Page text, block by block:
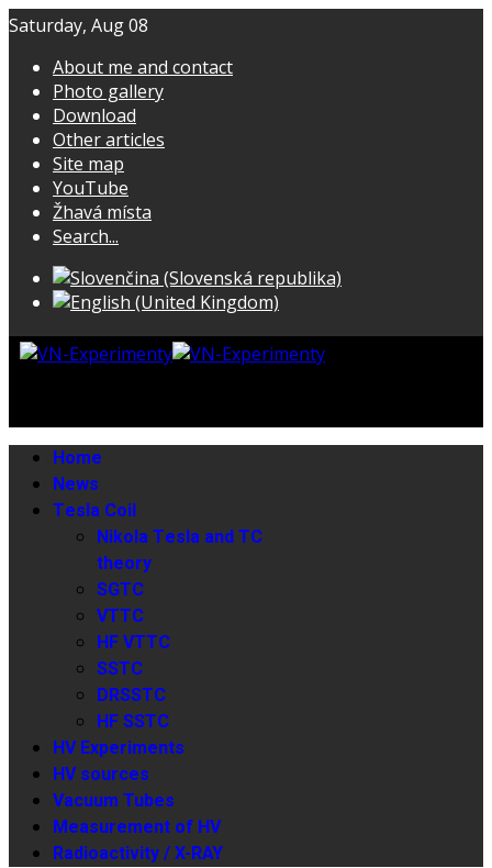
Saturday, Aug 08
About me and contact
Photo gallery
Download
Other articles
Site map
YouTube
Žhavá místa
Search...
Home
News
Tesla Coil
Nikola Tesla and TC
theory
SGTC
VTTC
HF VTTC
SSTC
DRSSTC
HF SSTC
HV Experiments
HV sources
Vacuum Tubes
Measurement of HV
Radioactivity / X-RAY